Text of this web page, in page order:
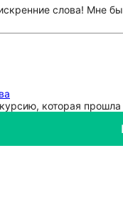
слова! Мне
которая